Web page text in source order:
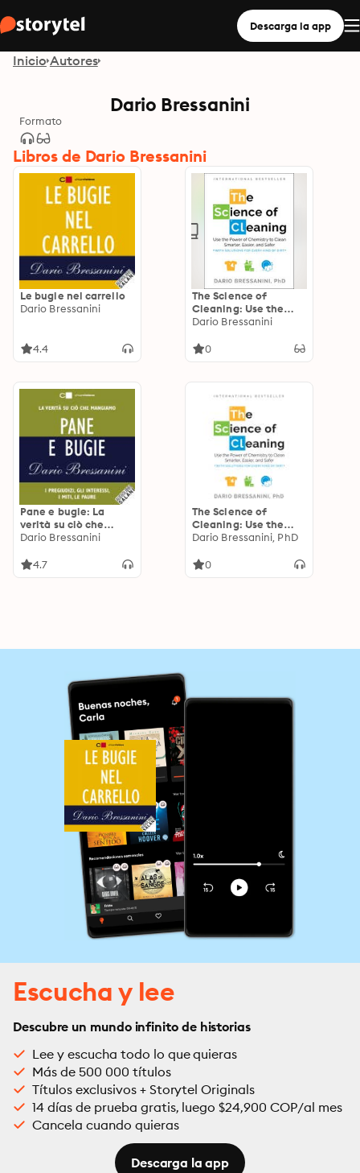
Descarga la app
Inicio Autores
Dario Bressanini
Formato
Libros de Dario Bressanini
Le bugie nel carrello
Dario Bressanini
4.4
The Science of
Cleaning: Use the
Power of Chemistry
Easier, and Safer-
Dario Bressanini
0
Pane e bugie: La
verità su ciò che
mangiamo. I
interessi, i miti, le
Dario Bressanini
4.7
The Science of
Cleaning: Use the
Power of Chemistry
Easier, and Safer
Dario Bressanini, PhD
0
Escucha y lee
Descubre un mundo infinito de historias
Lee y escucha todo lo que quieras
Más de 500 000 títulos
Títulos exclusivos + Storytel Originals
14 días de prueba gratis, luego $24,900 COP/al mes
Cancela cuando quieras
Descarga la app